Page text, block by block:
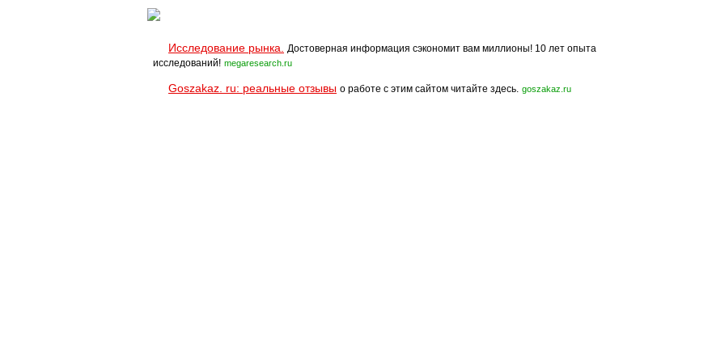
Исследование рынка.
Достоверная информация сэкономит вам миллионы! 10 лет опыта
исследований! megaresearch.ru
Goszakaz. ru: реальные отзывы о работе с этим сайтом читайте здесь. goszakaz.ru